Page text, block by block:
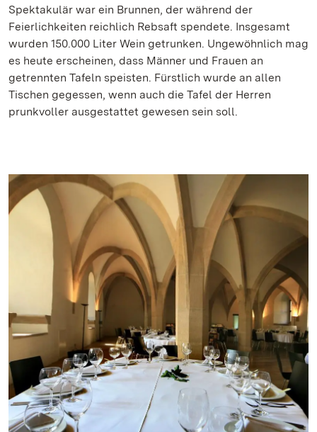
Spektakulär war ein Brunnen, der während der
Feierlichkeiten reichlich Rebsaft spendete. Insgesamt
wurden 150.000 Liter Wein getrunken. Ungewöhnlich mag
es heute erscheinen, dass Männer und Frauen an
getrennten Tafeln speisten. Fürstlich wurde an allen
Tischen gegessen, wenn auch die Tafel der Herren
prunkvoller ausgestattet gewesen sein soll.